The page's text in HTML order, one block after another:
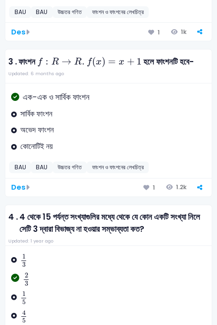
BAU BAU উচ্চতর গণিত ফাংশন ও ফাংশনের লেখচিত্র
Des 1 1k
3 .ফাংশন f : R → R. f(x) = x + 1
f: R → f x) =x+1 হলে ফাংশনটি হবে-
Updated: 6 months ago
এক-এক ও সার্বিক ফাংশন
সার্বিক ফাংশন
অভেদ ফাংশন
কোনোটিই নয়
BAU BAU উচ্চতর গণিত ফাংশন ও ফাংশনের লেখচিত্র
Des 1 1.2k
4 .4 থেকে 15 পর্যন্ত সংখ্যাগুলির মধ্যে থেকে যে কোন একটি সংখ্যা নিলে
সেটি 3 দ্বারা বিভাজ্য না হওয়ার সম্ভাব্যতা কত?
Updated: 1 year ago
1
3
13
2
3
2
1
5
15
4
5
4